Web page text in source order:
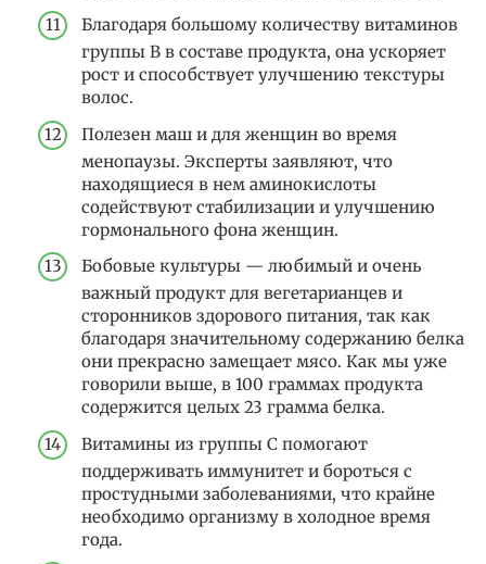
Благодаря большому количеству витаминов
группы В в составе продукта, она ускоряет
рост и способствует улучшению текстуры
волос.
Полезен маш и для женщин во время
менопаузы. Эксперты заявляют, что
находящиеся в нем аминокислоты
содействуют стабилизации и улучшению
гормонального фона женщин.
Бобовые культуры — любимый и очень
важный продукт для вегетарианцев и
сторонников здорового питания, так как
благодаря значительному содержанию белка
они прекрасно замещает мясо. Как мы уже
говорили выше, в 100 граммах продукта
содержится целых 23 грамма белка.
Витамины из группы С помогают
поддерживать иммунитет и бороться с
простудными заболеваниями, что крайне
необходимо организму в холодное время
года.